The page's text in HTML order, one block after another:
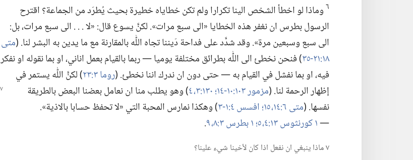
٦وماذا لو اخطأ الشخص الينا تكرارا ولم تكن خطاياه خطيرة بحيث يُطرَد من الجماعة؟‏ اقترح
الرسول بطرس ان نغفر هذه الخطايا «الى سبع مرات».‏ لكنَّ يسوع قال:‏ «لا .‏ .‏ .‏ الى سبع مرات،‏ بل:‏
الى سبع وسبعين مرة».‏ وقد شدَّد على فداحة دَيننا تجاه اللّٰه بالمقارنة مع ما يدين به البشر لنا.‏ (‏متى
١٨:‏​٢١-‏٣٥
‏)‏ فنحن نخطئ الى اللّٰه بطرائق مختلفة يوميا —‏ ربما بالقيام بعمل اناني،‏ او بما نقوله او نفكر
فيه،‏ او بما نفشل في القيام به —‏ حتى دون ان ندرك اننا نخطئ.‏ (‏روما ٣:‏٢٣
‏)‏ لكنَّ اللّٰه يستمر في
إظهار الرحمة لنا.‏ (‏مزمور ١٠٣:‏​١٠-‏١٤؛‏ ‏)‏ وهو يطلبمنا ان نعامل بعضنا البعض بالطريقة
نفسها.‏ (‏متى ٦:‏​١٤،‏ ١٥؛‏ افسس ٤:‏​١-‏٣
‏)‏ وهكذا نمارس المحبة التي «لا تحفظ حسابا بالاذية».‏
—‏١ كورنثوس ١٣:‏​٤،‏ ٥؛‏ ‏.‏
٧ ماذا ينبغي ان نفعل اذا كان لأخينا شيء علينا؟‏